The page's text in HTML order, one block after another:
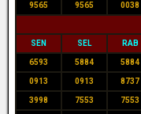
9565 9565 0038
SEN SEL RAB
6593 5884 5884
0913 0913 8737
3998 7553 7553